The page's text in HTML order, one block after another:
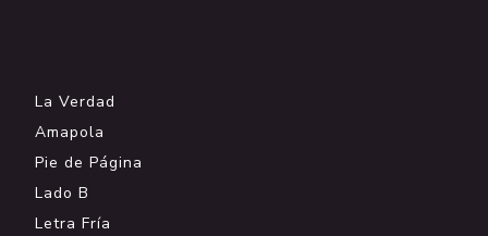
La Verdad
Amapola
Pie de Página
Lado B
Letra Fría